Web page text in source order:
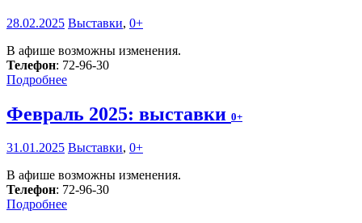
28.02.2025 Выставки, 0+
В афише возможны изменения.
Телефон: 72-96-30
Подробнее
Февраль 2025: выставки 0+
31.01.2025 Выставки, 0+
В афише возможны изменения.
Телефон: 72-96-30
Подробнее